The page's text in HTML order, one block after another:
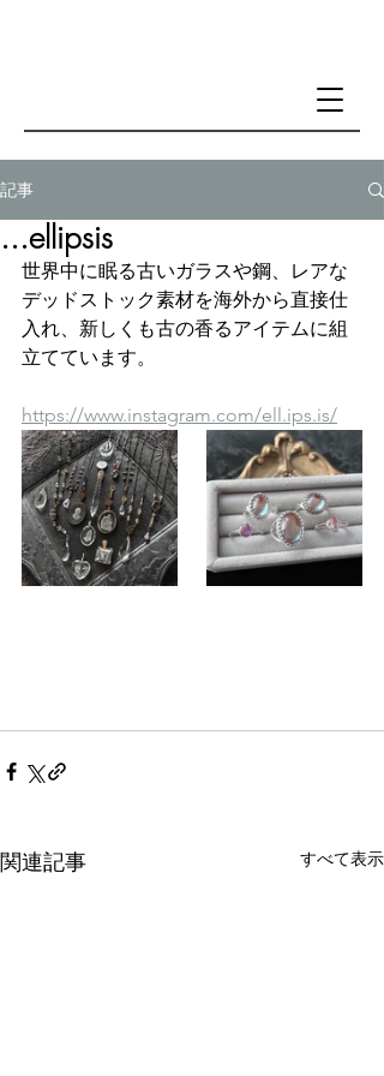
記事
...ellipsis
世界中に眠る古いガラスや鋼、レアな
デッドストック素材を海外から直接仕
入れ、新しくも古の香るアイテムに組
立てています。
https://www.instagram.com/ell.ips.is/
関連記事 すべて表示